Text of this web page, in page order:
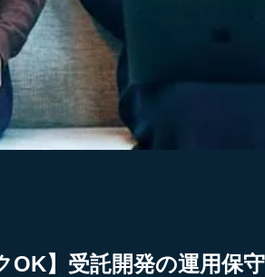
OK】受託開発の運用